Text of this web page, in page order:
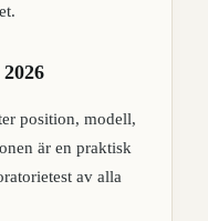
position, modell,
är en praktisk
av alla